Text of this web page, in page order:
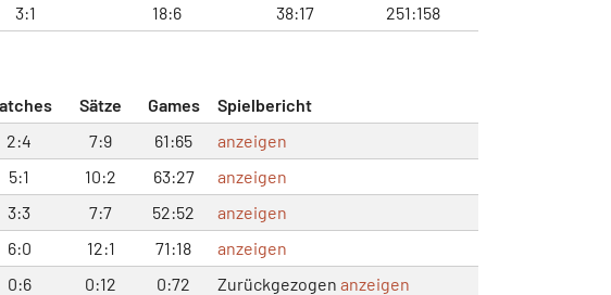
3:1 18:6 38:17 251:158
Sätze Games
Spielbericht
2:4 7:9 61:65
anzeigen
5:1 10:2 63:27
anzeigen
3:3 7:7 52:52
anzeigen
6:0 12:1 71:18
anzeigen
0:6 0:12 0:72 Zurückgezogen anzeigen